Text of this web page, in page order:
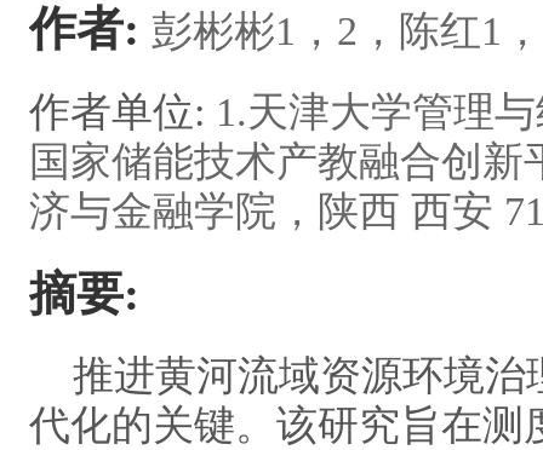
作者: 彭彬彬1，2，陈红1
作者单位: 1.天津大学管理
国家储能技术产教融合创新
济与金融学院，陕西 西安
摘要:
推进黄河流域资源环境治
代化的关键。该研究旨在